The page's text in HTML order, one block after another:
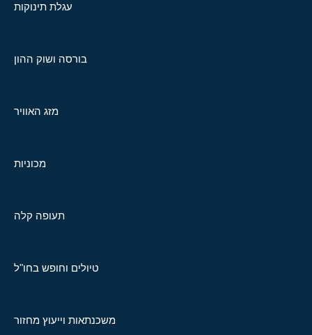
עגלת תינוקות
בורסה ושוק ההון
מזג האוויר
מכוניות
תעופה קלה
טיולים וחופש בחו"ל
משכנתאות וייעוץ מחזור